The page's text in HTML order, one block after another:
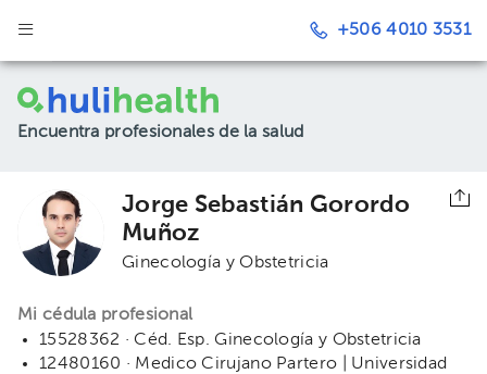
+506 4010 3531
Encuentra profesionales de la salud
Jorge Sebastián Gorordo
Muñoz
Ginecología y Obstetricia
Mi cédula profesional
15528362 · Céd. Esp. Ginecología y Obstetricia
12480160 · Medico Cirujano Partero | Universidad